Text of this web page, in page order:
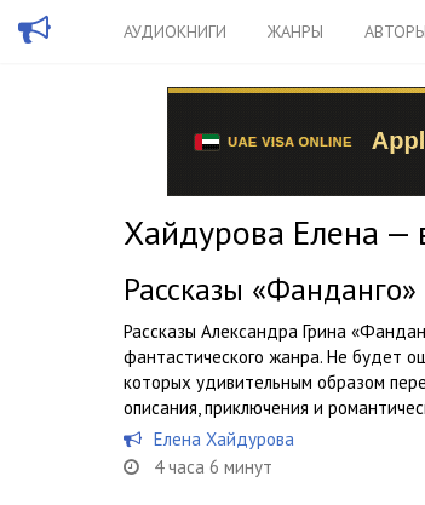
АУДИОКНИГИ ЖАНРЫ АВТОРЫ
Хайдурова Елена —
Рассказы
Рассказы Александра Грина
фантастического жанра. Не будет
которых удивительным образом
описания, приключения и
Елена Хайдурова
4 часа 6 минут